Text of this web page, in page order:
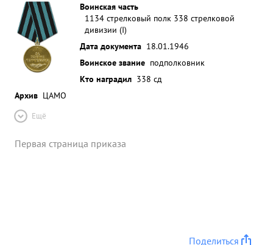
Воинская часть
1134 стрелковый полк 338 стрелковой
дивизии (I)
Дата документа 18.01.1946
Воинское звание подполковник
Кто наградил 338 сд
Архив ЦАМО
Ещё
Первая страница приказа
Поделиться